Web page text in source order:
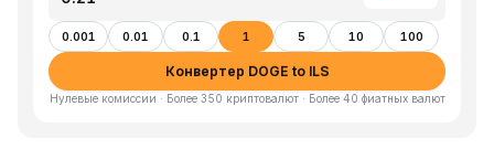
0.001 0.01 0.1 1 5 10 100
Конвертер DOGE to ILS
Нулевые комиссии · Более 350 криптовалют · Более 40 фиатных валют